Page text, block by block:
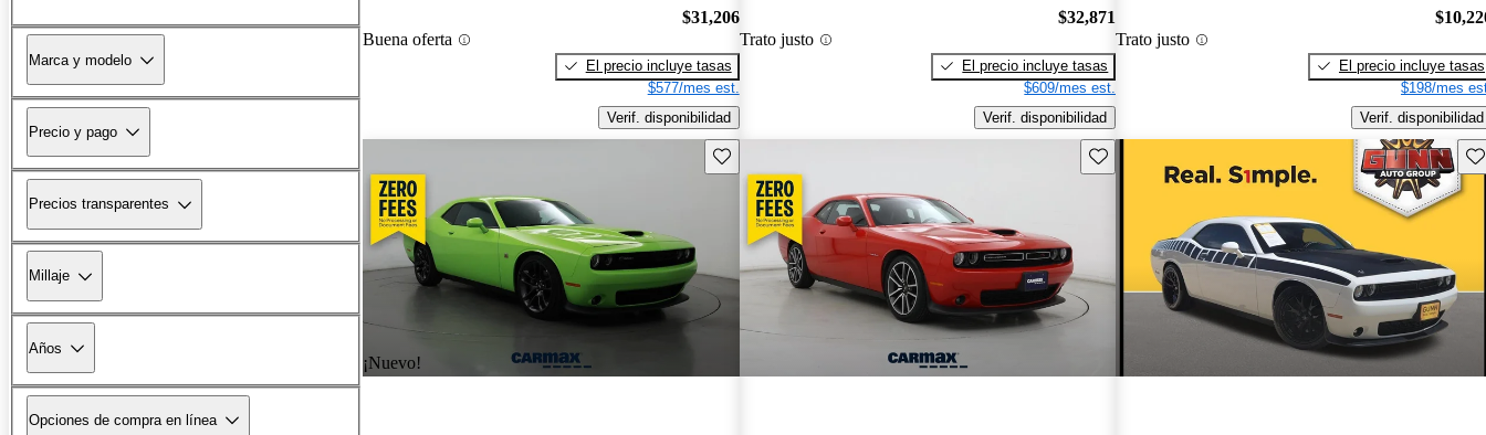
Marca y modelo
Precio y pago
Precios transparentes
Millaje
Años
Opciones de compra en línea
Buena oferta
$31,206
El precio incluye tasas
$577/mes est.
Verif. disponibilidad
Trato justo
$32,871
El precio incluye tasas
$609/mes est.
Verif. disponibilidad
Trato justo
El precio incluye tasas
$198/mes
Verif. disponibilidad
¡Nuevo!
Guarda este Aviso Guarda este Aviso